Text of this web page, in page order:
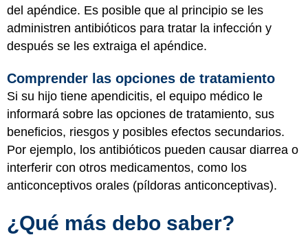
del apéndice. Es posible que al principio se les
administren antibióticos para tratar la infección y
después se les extraiga el apéndice.
Comprender las opciones de tratamiento
Si su hijo tiene apendicitis, el equipo médico le
informará sobre las opciones de tratamiento, sus
beneficios, riesgos y posibles efectos secundarios.
Por ejemplo, los antibióticos pueden causar diarrea o
interferir con otros medicamentos, como los
anticonceptivos orales (píldoras anticonceptivas).
¿Qué más debo saber?